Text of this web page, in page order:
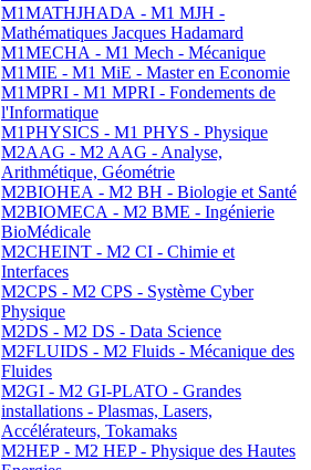
M1MATHJHADA - M1 MJH -
Mathématiques Jacques Hadamard
M1MECHA - M1 Mech - Mécanique
M1MIE - M1 MiE - Master en Economie
M1MPRI - M1 MPRI - Fondements de
l'Informatique
M1PHYSICS - M1 PHYS - Physique
M2AAG - M2 AAG - Analyse,
Arithmétique, Géométrie
M2BIOHEA - M2 BH - Biologie et Santé
M2BIOMECA - M2 BME - Ingénierie
BioMédicale
M2CHEINT - M2 CI - Chimie et
Interfaces
M2CPS - M2 CPS - Système Cyber
Physique
M2DS - M2 DS - Data Science
M2FLUIDS - M2 Fluids - Mécanique des
Fluides
M2GI - M2 GI-PLATO - Grandes
installations - Plasmas, Lasers,
Accélérateurs, Tokamaks
M2HEP - M2 HEP - Physique des Hautes